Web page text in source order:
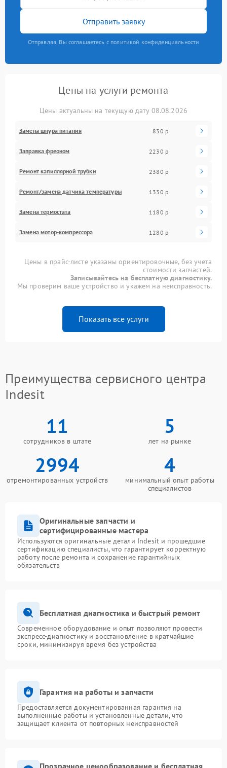
Отправить заявку
Отправляя, Вы соглашаетесь с политикой конфиденциальности
Цены на услуги ремонта
Цены актуальны на текущую дату 08.08.2026
Замена шнура питания 830 р
Заправка фреоном 2230 р
Ремонт капиллярной трубки 2380 р
Ремонт/замена датчика температуры 1330 р
Замена термостата 1180 р
Замена мотор-компрессора 1280 р
Цены в прайс-листе указаны ориентировочные, без учета
стоимости запчастей.
Записывайтесь на бесплатную диагностику.
Мы проверим ваше устройство и укажем на неисправность.
Показать все услуги
Преимущества сервисного центра
Indesit
11
сотрудников в штате
5
лет на рынке
2994
отремонтированных устройств
4
минимальный опыт работы
специалистов
Оригинальные запчасти и
сертифицированные мастера
Используются оригинальные детали Indesit и прошедшие
сертификацию специалисты, что гарантирует корректную
работу после ремонта и сохранение гарантийных
обязательств
Бесплатная диагностика и быстрый ремонт
Современное оборудование и опыт позволяют провести
экспресс-диагностику и восстановление в кратчайшие
сроки, минимизируя время без устройства
Гарантия на работы и запчасти
Предоставляется документированная гарантия на
выполненные работы и установленные детали, что
защищает клиента от повторных неисправностей